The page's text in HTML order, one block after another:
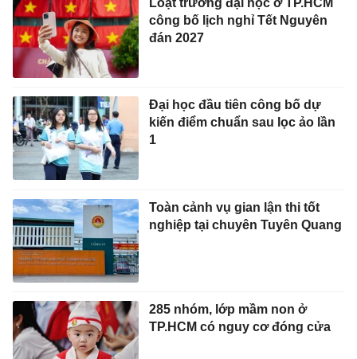
công bố lịch nghỉ Tết Nguyên
đán 2027
Đại học đầu tiên công bố dự
kiến điểm chuẩn sau lọc ảo lần
1
Toàn cảnh vụ gian lận thi tốt
nghiệp tại chuyên Tuyên Quang
285 nhóm, lớp mầm non ở
TP.HCM có nguy cơ đóng cửa